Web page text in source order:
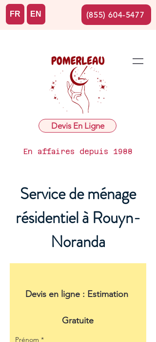
Devis En Ligne
En affaires depuis 1988
FR EN (855) 604-5477
Service de ménage
résidentiel à Rouyn-
Noranda
Devis en ligne : Estimation
Gratuite
Prénom *